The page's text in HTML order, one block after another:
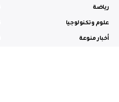
رياضة
علوم وتكنولوجيا
أخبار منوعة